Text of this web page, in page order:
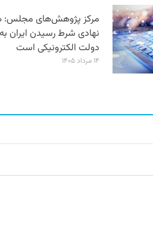
مرکز پژوهش‌های مجلس:
دولت الکترونیکی است
۱۴ مرداد ۱۴۰۵